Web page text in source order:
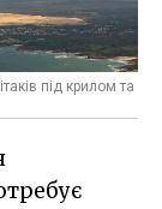
під крилом та